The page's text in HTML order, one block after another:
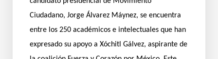
Ciudadano, Jorge Álvarez Máynez, se encuentra
entre los 250 académicos e intelectuales que han
expresado su apoyo a Xóchitl Gálvez, aspirante de